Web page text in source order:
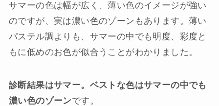
サマーの色は幅が広く、薄い色のイメージが強い
のですが、実は濃い色のゾーンもあります。薄い
パステル調よりも、サマーの中でも明度、彩度と
もに低めのお色が似合うことがわかりました。
診断結果はサマー。ベストな色はサマーの中でも
濃い色のゾーンです。